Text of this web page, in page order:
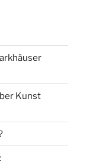
Kunst